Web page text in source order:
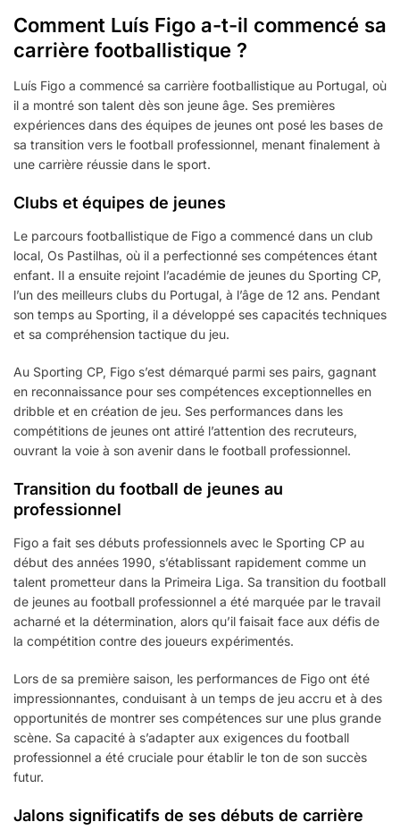
Comment Luís Figo a-t-il commencé sa
carrière footballistique ?
Luís Figo a commencé sa carrière footballistique au Portugal, où
il a montré son talent dès son jeune âge. Ses premières
expériences dans des équipes de jeunes ont posé les bases de
sa transition vers le football professionnel, menant finalement à
une carrière réussie dans le sport.
Clubs et équipes de jeunes
Le parcours footballistique de Figo a commencé dans un club
local, Os Pastilhas, où il a perfectionné ses compétences étant
enfant. Il a ensuite rejoint l’académie de jeunes du Sporting CP,
l’un des meilleurs clubs du Portugal, à l’âge de 12 ans. Pendant
son temps au Sporting, il a développé ses capacités techniques
et sa compréhension tactique du jeu.
Au Sporting CP, Figo s’est démarqué parmi ses pairs, gagnant
en reconnaissance pour ses compétences exceptionnelles en
dribble et en création de jeu. Ses performances dans les
compétitions de jeunes ont attiré l’attention des recruteurs,
ouvrant la voie à son avenir dans le football professionnel.
Transition du football de jeunes au
professionnel
Figo a fait ses débuts professionnels avec le Sporting CP au
début des années 1990, s’établissant rapidement comme un
talent prometteur dans la Primeira Liga. Sa transition du football
de jeunes au football professionnel a été marquée par le travail
acharné et la détermination, alors qu’il faisait face aux défis de
la compétition contre des joueurs expérimentés.
Lors de sa première saison, les performances de Figo ont été
impressionnantes, conduisant à un temps de jeu accru et à des
opportunités de montrer ses compétences sur une plus grande
scène. Sa capacité à s’adapter aux exigences du football
professionnel a été cruciale pour établir le ton de son succès
futur.
Jalons significatifs de ses débuts de carrière